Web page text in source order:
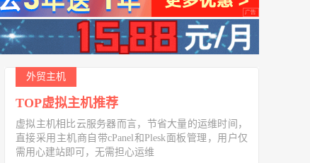
外贸主机
TOP虚拟主机推荐
虚拟主机相比云服务器而言，节省大量的运维时间，
直接采用主机商自带cPanel和Plesk面板管理，用户仅
需用心建站即可，无需担心运维